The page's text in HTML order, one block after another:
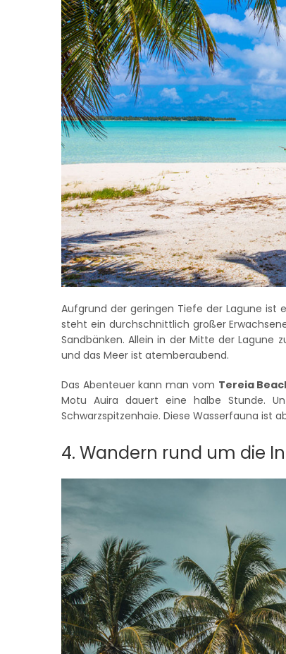
Aufgrund der geringen Tiefe der Lagune ist
steht ein durchschnittlich großer
Sandbänken. Allein in der Mitte der Lagune
und das Meer ist atemberaubend.
Das Abenteuer kann man vom Tereia
Motu Auira dauert eine halbe Stunde.
Schwarzspitzenhaie. Diese Wasserfauna ist
4. Wandern rund um die